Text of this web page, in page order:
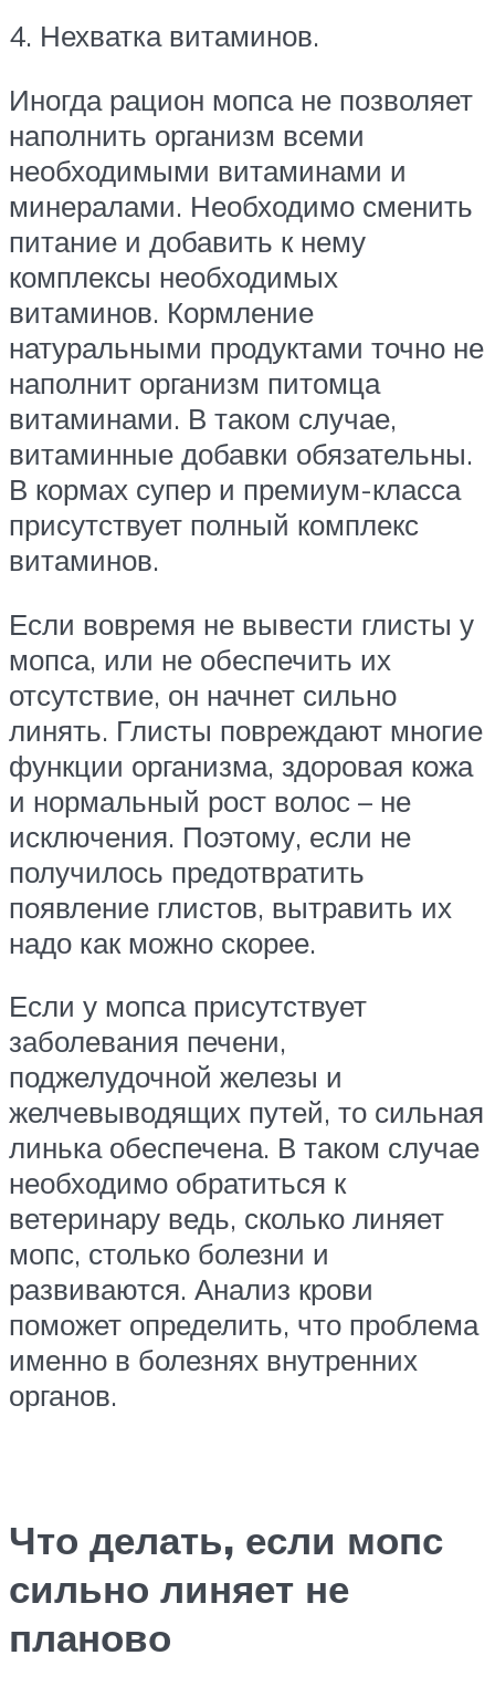
4. Нехватка витаминов.
Иногда рацион мопса не позволяет
наполнить организм всеми
необходимыми витаминами и
минералами. Необходимо сменить
питание и добавить к нему
комплексы необходимых
витаминов. Кормление
натуральными продуктами точно не
наполнит организм питомца
витаминами. В таком случае,
витаминные добавки обязательны.
В кормах супер и премиум-класса
присутствует полный комплекс
витаминов.
Если вовремя не вывести глисты у
мопса, или не обеспечить их
отсутствие, он начнет сильно
линять. Глисты повреждают многие
функции организма, здоровая кожа
и нормальный рост волос – не
исключения. Поэтому, если не
получилось предотвратить
появление глистов, вытравить их
надо как можно скорее.
Если у мопса присутствует
заболевания печени,
поджелудочной железы и
желчевыводящих путей, то сильная
линька обеспечена. В таком случае
необходимо обратиться к
ветеринару ведь, сколько линяет
мопс, столько болезни и
развиваются. Анализ крови
поможет определить, что проблема
именно в болезнях внутренних
органов.
Что делать, если мопс
сильно линяет не
планово